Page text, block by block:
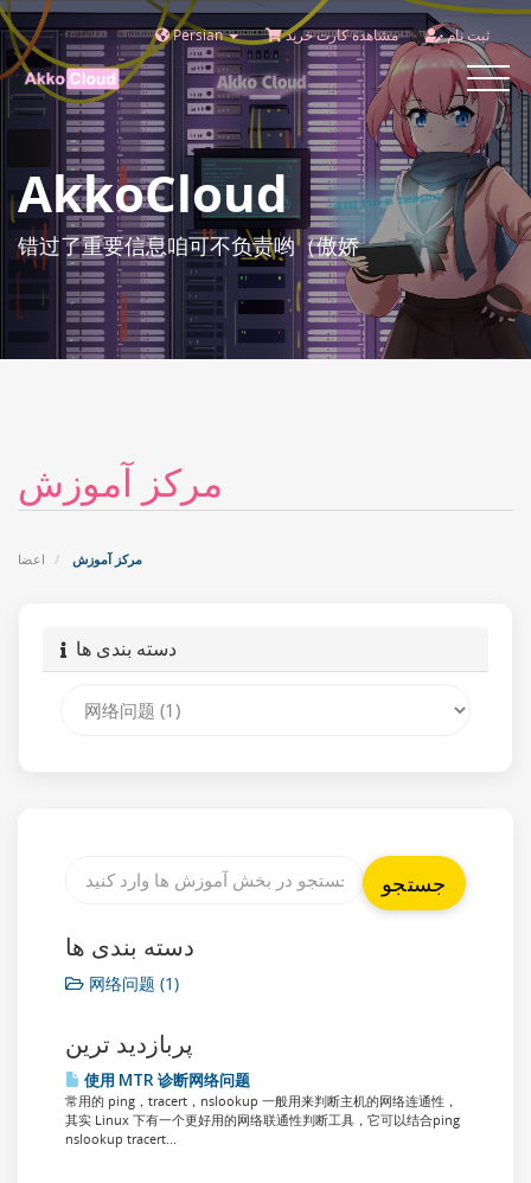
Persian مشاهده کارت خرید ثبت نام
Toggle
AkkoCloud
错过了重要信息咱可不负责哟（傲娇
مرکز آموزش
اعضا مرکز آموزش
دسته بندی ها
دسته بندی ها
网络问题 (1)
پربازدید ترین
使用 MTR 诊断网络问题
常用的 ping，tracert，nslookup 一般用来判断主机的网络连通性，
其实 Linux 下有一个更好用的网络联通性判断工具，它可以结合ping
nslookup tracert...